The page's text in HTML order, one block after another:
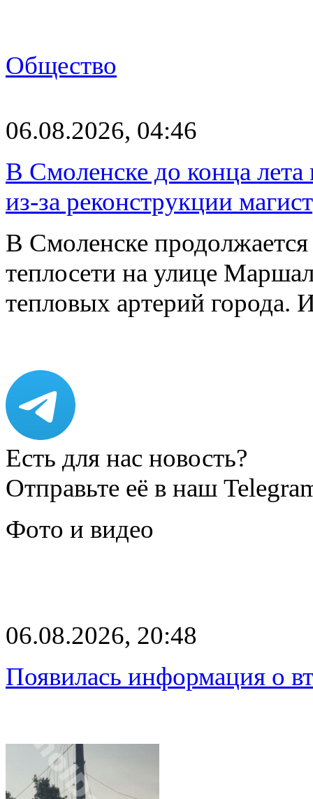
Общество
06.08.2026, 04:46
В Смоленске до конца
из-за реконструкции
В Смоленске
теплосети на улице
тепловых артерий
Есть для нас новость?
Отправьте её в наш
Фото и видео
06.08.2026, 20:48
Появилась информация о